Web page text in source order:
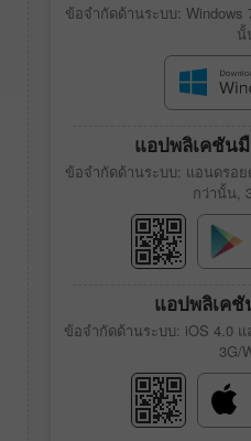
ข้อจำกัดด้านระบบ:
นั้
แอปพลิเคชัน
ข้อจำกัดด้านระบบ: แอนดรอ
กว่านั้น,
แอปพลิเคชั
ข้อจำกัดด้านระบบ: iOS 4.0
3G/